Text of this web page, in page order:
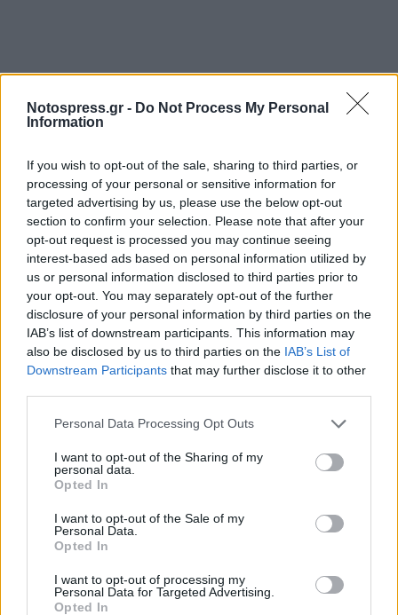
Notospress.gr - Do Not Process My Personal
Information
If you wish to opt-out of the sale, sharing to third parties, or
processing of your personal or sensitive information for
targeted advertising by us, please use the below opt-out
section to confirm your selection. Please note that after your
opt-out request is processed you may continue seeing
interest-based ads based on personal information utilized by
us or personal information disclosed to third parties prior to
your opt-out. You may separately opt-out of the further
disclosure of your personal information by third parties on the
IAB’s list of downstream participants. This information may
also be disclosed by us to third parties on the IAB’s List of
Downstream Participants that may further disclose it to other
Personal Data Processing Opt Outs
I want to opt-out of the Sharing of my
personal data.
Opted In
I want to opt-out of the Sale of my
Personal Data.
Opted In
I want to opt-out of processing my
Personal Data for Targeted Advertising.
Opted In